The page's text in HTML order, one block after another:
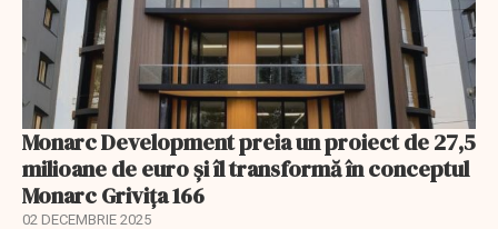
Monarc Development preia un proiect de 27,5
milioane de euro și îl transformă în conceptul
Monarc Grivița 166
02 DECEMBRIE 2025